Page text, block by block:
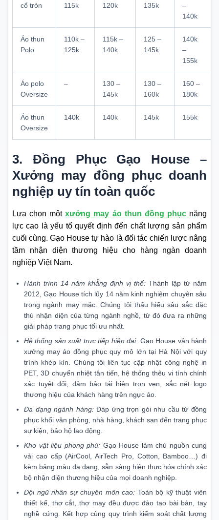
cổ tròn 115k 120k 135k
–
140k
Áo thun
Polo
110k –
125k
115k –
140k
125 –
145k
140k
–
155k
Áo polo
Oversize
–
130 –
145k
130 –
160k
160 –
180k
Áo thun
Oversize
140k 140k 145k 155k
3. Đồng Phục Gạo House –
Xưởng may đồng phục doanh
nghiệp uy tín toàn quốc
Lựa chọn mộtxưởng may áo thun đồng phục năng
lực cao là yếu tố quyết định đến chất lượng sản phẩm
cuối cùng. Gạo House tự hào là đối tác chiến lược nâng
tầm nhận diện thương hiệu cho hàng ngàn doanh
nghiệp Việt Nam.
Hành trình 14 năm khẳng định vị thế: Thành lập từ năm
2012, Gạo House tích lũy 14 năm kinh nghiệm chuyên sâu
trong ngành may mặc. Chúng tôi thấu hiểu sâu sắc đặc
thù nhận diện của từng ngành nghề, từ đó đưa ra những
giải pháp trang phục tối ưu nhất.
Hệ thống sản xuất trực tiếp hiện đại: Gạo House vận hành
xưởng may áo đồng phục quy mô lớn tại Hà Nội với quy
trình khép kín. Chúng tôi liên tục cập nhật công nghệ in
PET, 3D chuyển nhiệt tân tiến, hệ thống thêu vi tính chính
xác tuyệt đối, đảm bảo tái hiện trọn vẹn, sắc nét logo
thương hiệu của khách hàng trên ngực áo.
Đa dạng ngành hàng:Đáp ứng trọn gói nhu cầu từ đồng
phục khối văn phòng, nhà hàng, khách sạn đến trang phục
sự kiện, bảo hộ lao động.
Kho vật liệu phong phú: Gạo House làm chủ nguồn cung
vải cao cấp (AirCool, AirTech Pro, Cotton, Bamboo…) đi
kèm bảng màu đa dạng, sẵn sàng hiện thực hóa chính xác
bộ nhận diện thương hiệu của mọi doanh nghiệp.
Đội ngũ nhân sự chuyên môn cao: Toàn bộ kỹ thuật viên
thiết kế, thợ cắt, thợ may đều được đào tạo bài bản, tay
nghề cứng. Kết hợp cùng quy trình kiểm soát chất lượng